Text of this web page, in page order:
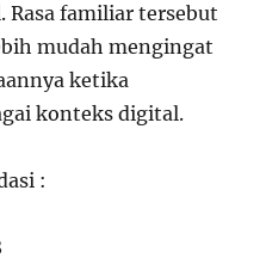
Rasa familiar tersebut
mudah mengingat
ketika
konteks digital.
: